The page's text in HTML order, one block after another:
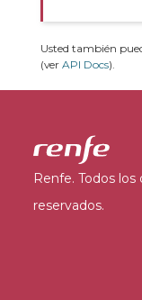
Usted también
(ver API Docs).
Renfe. Todos los
reservados.